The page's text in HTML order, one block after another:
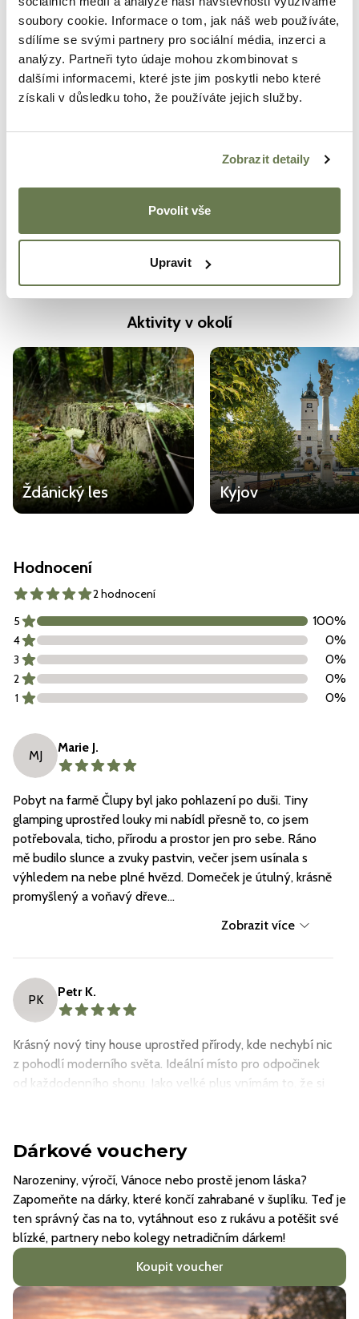
soubory cookie. Informace o tom, jak náš web používáte,
sdílíme se svými partnery pro sociální média, inzerci a
analýzy. Partneři tyto údaje mohou zkombinovat s
dalšími informacemi, které jste jim poskytli nebo které
získali v důsledku toho, že používáte jejich služby.
Zobrazit detaily
Povolit vše
Upravit
Sprcha s teplou vodou
Topení
Ohniště s posezením
Kuchyňský kout s vybavením
Aktivity v okolí
Ždánický les Kyjov
Hodnocení
2 hodnocení
5
100%
4 0%
3 0%
2 0%
1 0%
MJ
Marie J.
Pobyt na farmě Člupy byl jako pohlazení po duši. Tiny
glamping uprostřed louky mi nabídl přesně to, co jsem
potřebovala, ticho, přírodu a prostor jen pro sebe. Ráno
mě budilo slunce a zvuky pastvin, večer jsem usínala s
výhledem na nebe plné hvězd. Domeček je útulný, krásně
promyšlený a voňavý dřeve...
Zobrazit více
PK
Petr K.
Krásný nový tiny house uprostřed přírody, kde nechybí nic
z pohodlí moderního světa. Ideální místo pro odpočinek
od každodenního shonu. Jako velké plus vnímám to, že si
Dárkové vouchery
Narozeniny, výročí, Vánoce nebo prostě jenom láska?
Zapomeňte na dárky, které končí zahrabané v šuplíku. Teď je
ten správný čas na to, vytáhnout eso z rukávu a potěšit své
blízké, partnery nebo kolegy netradičním dárkem!
Koupit voucher